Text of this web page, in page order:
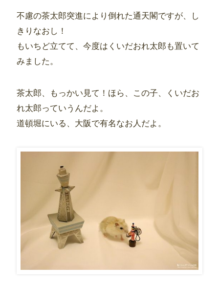
不慮の茶太郎突進により倒れた通天閣ですが、し
きりなおし！
もいちど立てて、今度はくいだおれ太郎も置いて
みました。
茶太郎、もっかい見て！ほら、この子、くいだお
れ太郎っていうんだよ。
道頓堀にいる、大阪で有名なお人だよ。